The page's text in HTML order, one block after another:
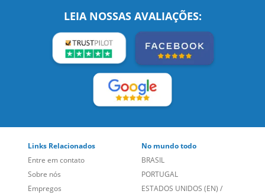
Sobre nós
Empregos
Blog
Social
PORTUGAL
ESTADOS UNIDOS (EN)
ESTADOS UNIDOS (ES)
CANADÁ (EN)/CANADÁ (FR)